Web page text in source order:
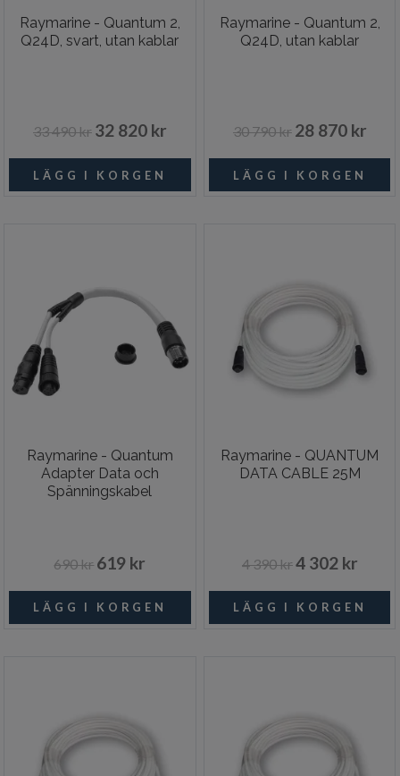
Raymarine - Quantum 2,
Q24D, svart, utan kablar
33 490 kr 32 820 kr
Raymarine - Quantum 2,
Q24D, utan kablar
30 790 kr 28 870 kr
Raymarine - Quantum
Adapter Data och
Spänningskabel
690 kr 619 kr
Raymarine - QUANTUM
DATA CABLE 25M
4 390 kr4 302 kr